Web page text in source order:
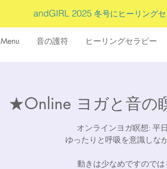
Menu 音の護符 ヒーリングセラピー
andGIRL 2025 冬号にヒーリング
★Online ヨガと音の
オンラインヨガ瞑想: 平
ゆったりと呼吸を意識しな
動きは少なめですのでは